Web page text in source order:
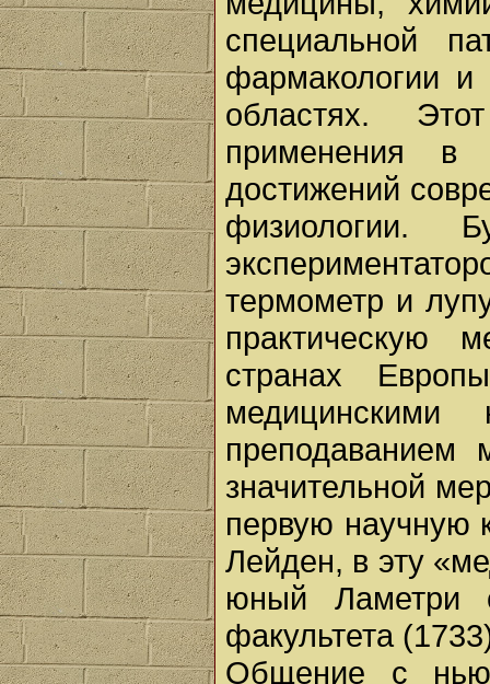
специальной
фармакологии и
областях.
применения в
достижений
физиологии.
термометр и
практическую
странах
преподаванием
значительной
первую научную
Лейден, в эту
юный Ламетри
факультета
Общение с